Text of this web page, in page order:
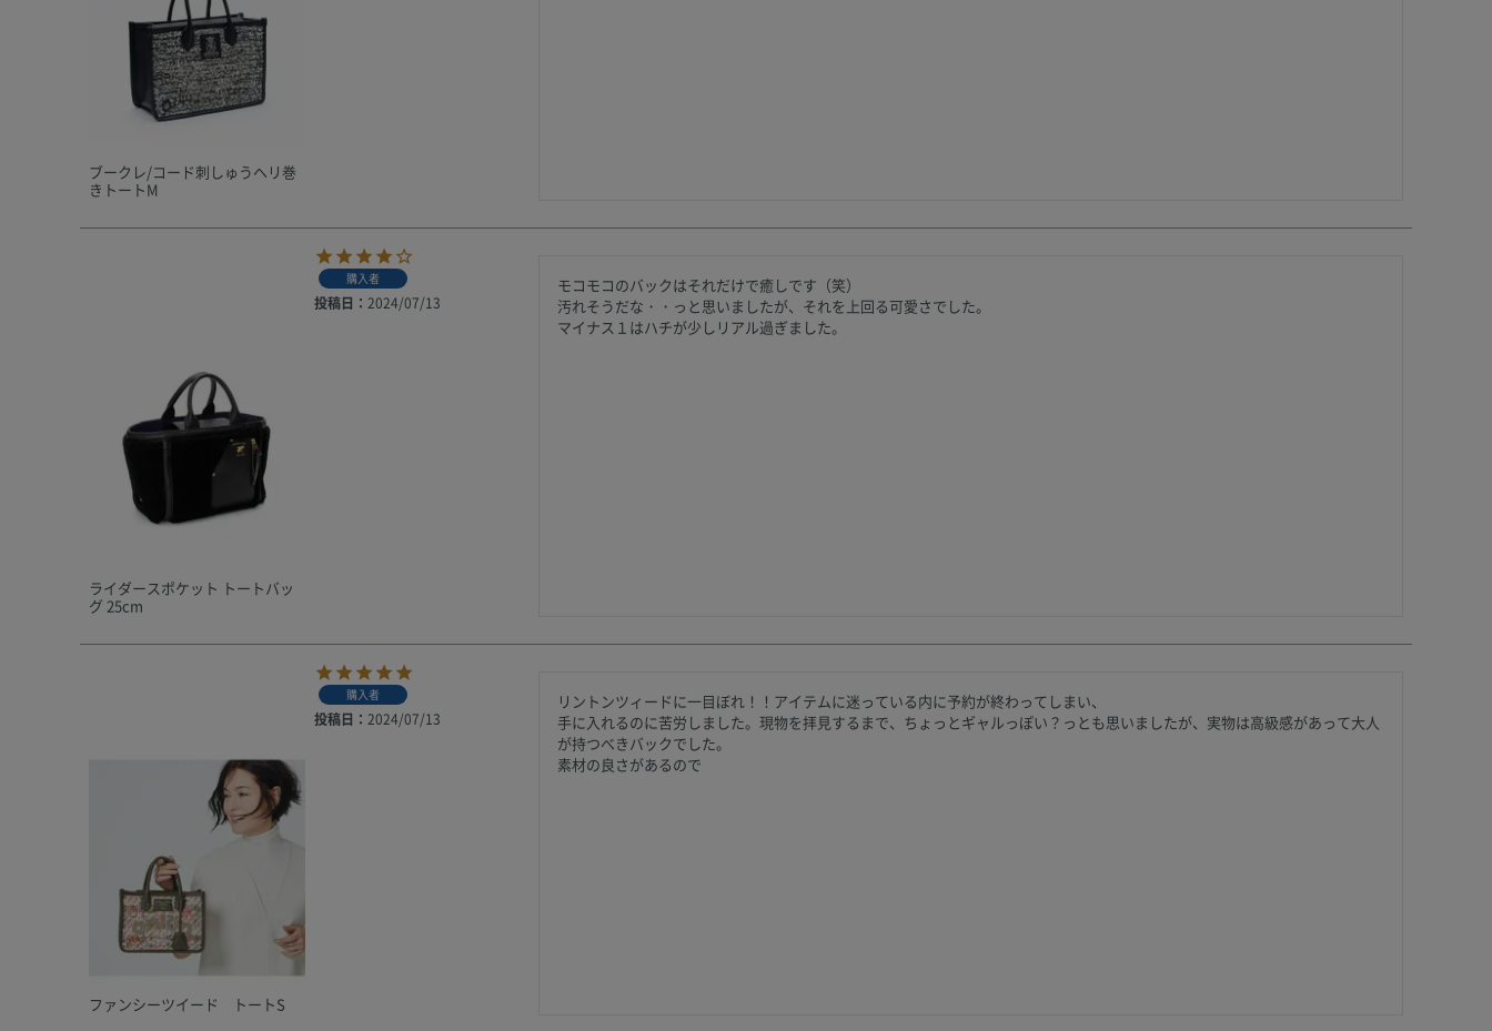
ブークレ/コード刺しゅうヘリ巻
きトートM
ライダースポケット トートバッ
グ 25cm
購入者
投稿日 2024/07/13
モコモコのバックはそれだけで癒しです（笑）
汚れそうだな・・っと思いましたが、それを上回る可愛さでした。
マイナス１はハチが少しリアル過ぎました。
ファンシーツイード トートS
購入者
投稿日 2024/07/13
リントンツィードに一目ぼれ！！アイテムに迷っている内に予約が終わってしまい、
手に入れるのに苦労しました。現物を拝見するまで、ちょっとギャルっぽい？っとも思いましたが、実物は高級感があって大人
が持つべきバックでした。
素材の良さがあるので